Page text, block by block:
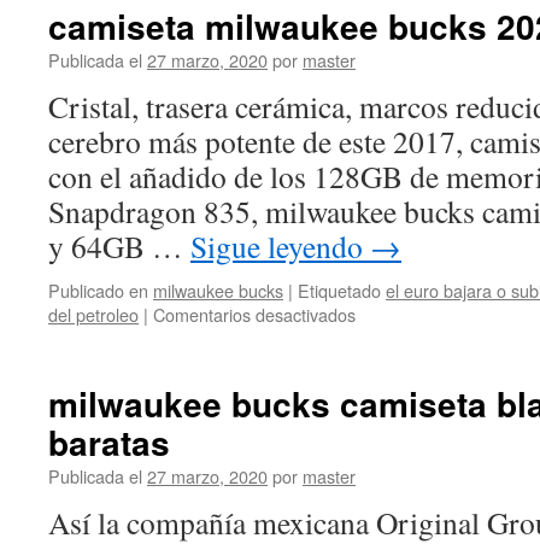
camiseta milwaukee bucks
Publicada el 27 marzo, 2020por master
Cristal, trasera cerámica, marcos
cerebro más potente de este 2017,
con el añadido de los 128GB de
Snapdragon 835, milwaukee bucks
y 64GB … Sigue leyendo →
Publicado en milwaukee bucks | Etiquetadoel euro bajara o
del petroleo | Comentarios desactivadosen
2020
milwaukee bucks camiseta
baratas
Publicada el 27 marzo, 2020por master
Así la compañía mexicana Original